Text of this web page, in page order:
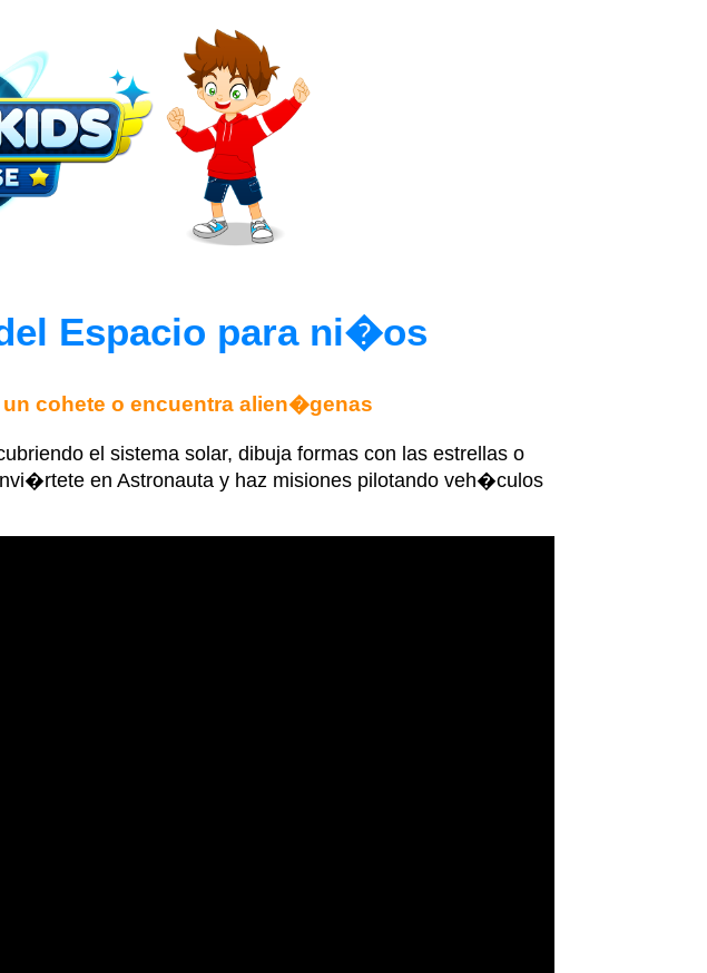
Espacio para ni�os
cohete o encuentra alien�genas
el sistema solar, dibuja formas con las estrellas o
en Astronauta y haz misiones pilotando veh�culos